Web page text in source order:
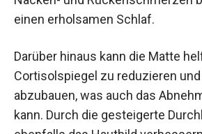
Akupressurmatte helfen, die
verbessern und den Blutdruck zu
trägt zur Linderung von
verspannten Nacken- und
und fördert einen erholsamen
Darüber hinaus kann die Matte